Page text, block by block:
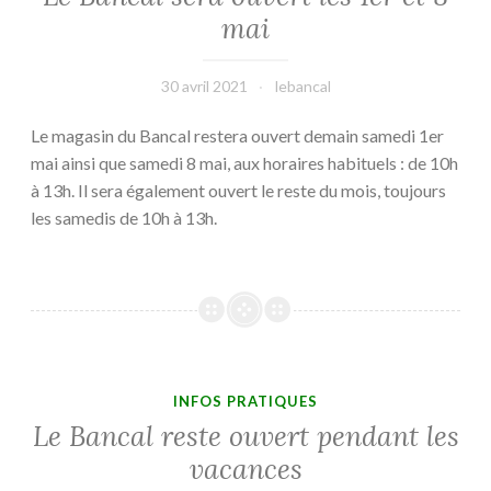
mai
30 avril 2021 lebancal
Le magasin du Bancal restera ouvert demain samedi 1er
mai ainsi que samedi 8 mai, aux horaires habituels : de 10h
à 13h. Il sera également ouvert le reste du mois, toujours
les samedis de 10h à 13h.
INFOS PRATIQUES
Le Bancal reste ouvert pendant les
vacances